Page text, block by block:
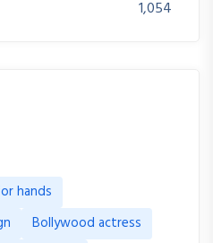
1,054
hands
Bollywood actress